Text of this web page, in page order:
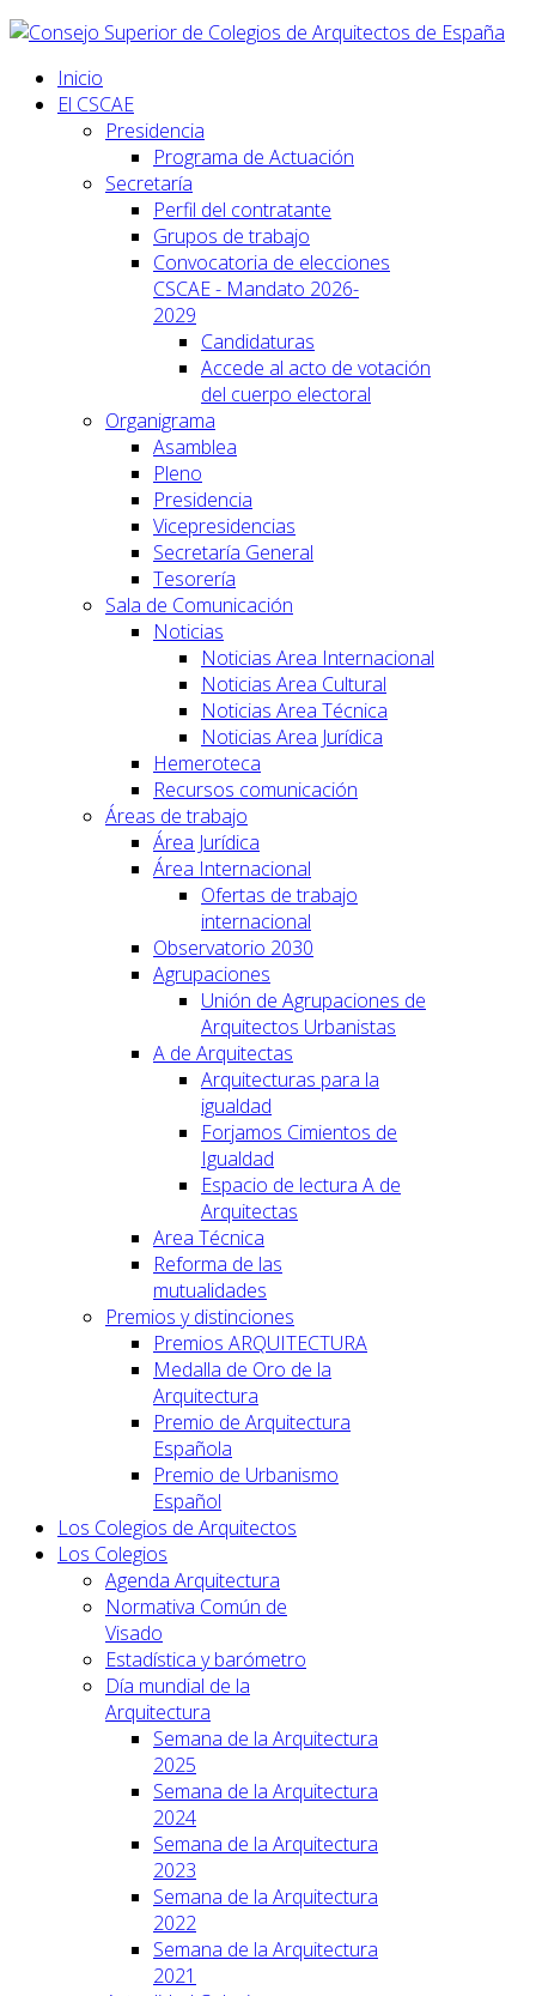
Inicio
El CSCAE
Presidencia
Programa de Actuación
Secretaría
Perfil del contratante
Grupos de trabajo
Convocatoria de elecciones
CSCAE - Mandato 2026-
2029
Candidaturas
Accede al acto de votación
del cuerpo electoral
Organigrama
Asamblea
Pleno
Presidencia
Vicepresidencias
Secretaría General
Tesorería
Sala de Comunicación
Noticias
Noticias Area Internacional
Noticias Area Cultural
Noticias Area Técnica
Noticias Area Jurídica
Hemeroteca
Recursos comunicación
Áreas de trabajo
Área Jurídica
Área Internacional
Ofertas de trabajo
internacional
Observatorio 2030
Agrupaciones
Unión de Agrupaciones de
Arquitectos Urbanistas
A de Arquitectas
Arquitecturas para la
igualdad
Forjamos Cimientos de
Igualdad
Espacio de lectura A de
Arquitectas
Area Técnica
Reforma de las
mutualidades
Premios y distinciones
Premios ARQUITECTURA
Medalla de Oro de la
Arquitectura
Premio de Arquitectura
Española
Premio de Urbanismo
Español
Los Colegios de Arquitectos
Los Colegios
Agenda Arquitectura
Normativa Común de
Visado
Estadística y barómetro
Día mundial de la
Arquitectura
Semana de la Arquitectura
2025
Semana de la Arquitectura
2024
Semana de la Arquitectura
2023
Semana de la Arquitectura
2022
Semana de la Arquitectura
2021